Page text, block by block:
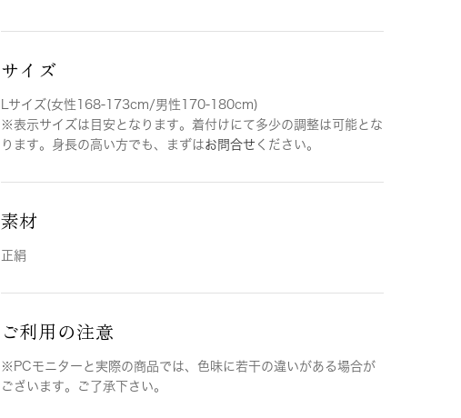
サイズ
Lサイズ(女性168-173cm/男性170-180cm)
※表示サイズは目安となります。着付けにて多少の調整は可能とな
ります。身長の高い方でも、まずはお問合せ ください。
素材
正絹
ご利用の注意
※PCモニターと実際の商品では、色味に若干の違いがある場合が
ございます。ご了承下さい。